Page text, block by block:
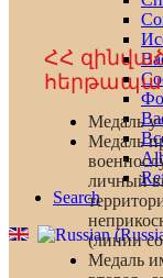
Search
ՀՀ
Медаль
Медаль
личный
(линии
Медаль